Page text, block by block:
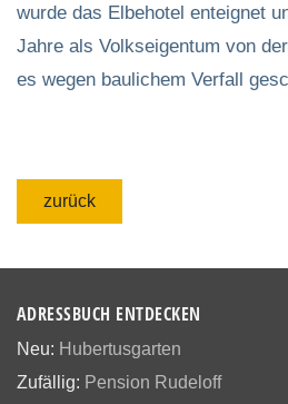
wurde das Elbehotel enteignet
Jahre als Volkseigentum von
es wegen baulichem Verfall
zurück
ADRESSBUCH ENTDECKEN
Neu: Hubertusgarten
Zufällig: Pension Rudeloff